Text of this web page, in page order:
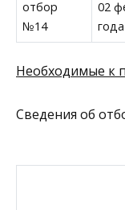
отбор
№14
02
года
Необходимые к
Сведения об